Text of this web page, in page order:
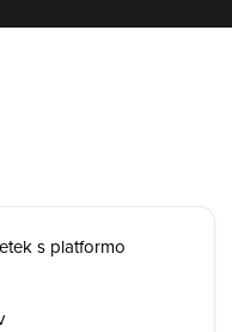
s platformo